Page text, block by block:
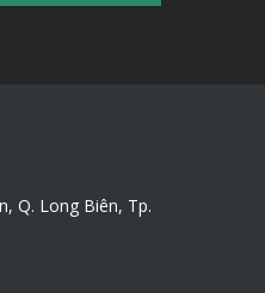
Q. Long Biên, Tp.